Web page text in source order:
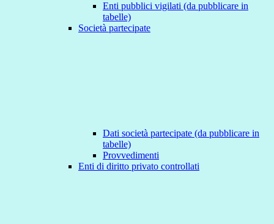
Enti pubblici vigilati (da pubblicare in
tabelle)
Società partecipate
Dati società partecipate (da pubblicare in
tabelle)
Provvedimenti
Enti di diritto privato controllati